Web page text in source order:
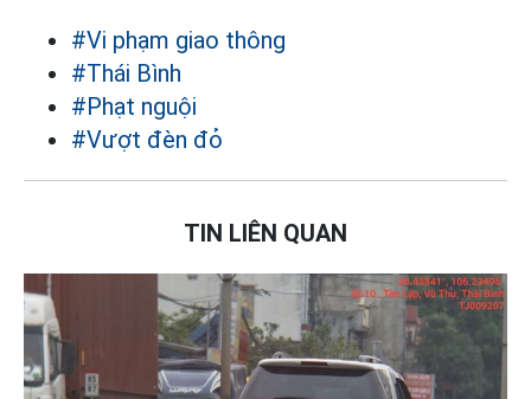
#Vi phạm giao thông
#Thái Bình
#Phạt nguội
#Vượt đèn đỏ
TIN LIÊN QUAN